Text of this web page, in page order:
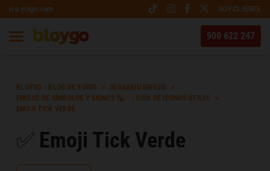
Ir a yoigo.com SOY CLIENTE
900 622 247
BLOYGO - BLOG DE YOIGO
GLOSARIO EMOJIS
EMOJIS DE SÍMBOLOS Y SIGNOS 🔣✨ | GUÍA DE ICONOS ÚTILES
EMOJI TICK VERDE
✅ Emoji Tick Verde